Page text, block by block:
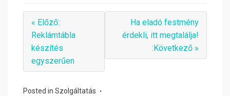
« Előző:
Reklámtábla
készítés
egyszerűen
Ha eladó festmény
érdekli, itt megtalálja!
:Következő »
Posted in Szolgáltatás